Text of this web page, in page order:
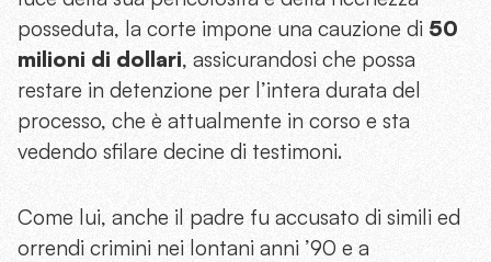
posseduta, la corte impone una cauzione di 50
milioni di dollari, assicurandosi che possa
restare in detenzione per l’intera durata del
processo, che è attualmente in corso e sta
vedendo sfilare decine di testimoni.
Come lui, anche il padre fu accusato di simili ed
orrendi crimini nei lontani anni ’90 e a